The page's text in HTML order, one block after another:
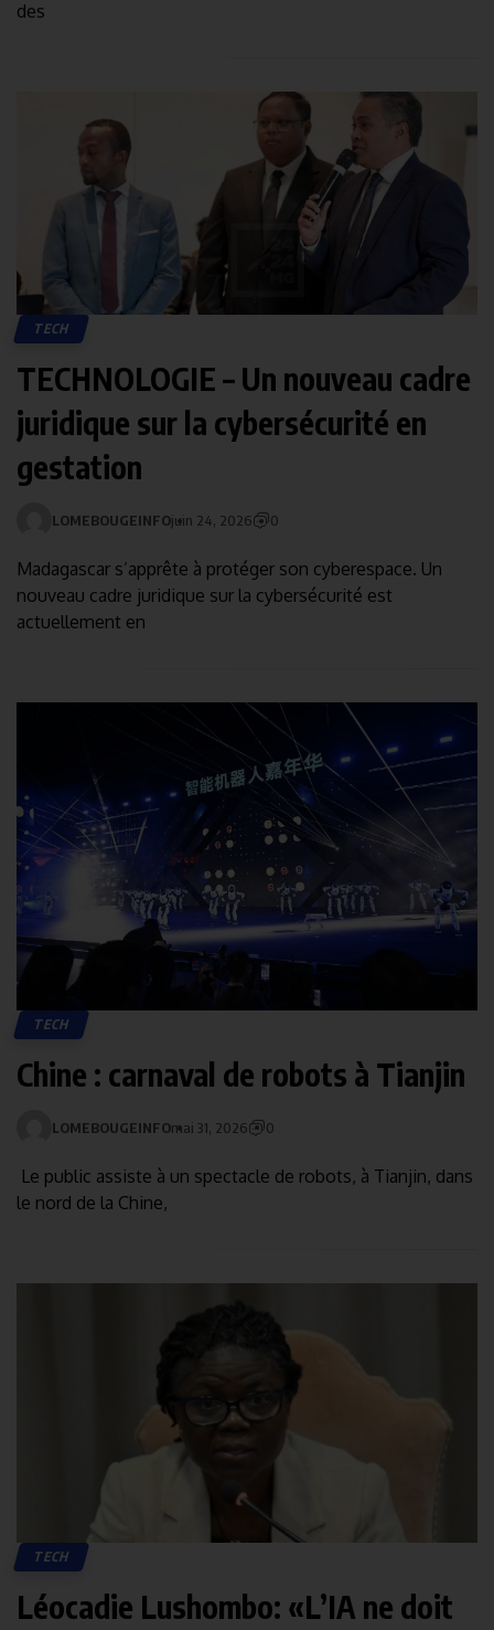
des
TECH
TECHNOLOGIE – Un nouveau cadre
juridique sur la cybersécurité en
gestation
LOMEBOUGEINFOjuin 24, 2026 0
Madagascar s’apprête à protéger son cyberespace. Un
nouveau cadre juridique sur la cybersécurité est
actuellement en
TECH
Chine : carnaval de robots à Tianjin
LOMEBOUGEINFOmai 31, 2026 0
Le public assiste à un spectacle de robots, à Tianjin, dans
le nord de la Chine,
TECH
Léocadie Lushombo: «L’IA ne doit